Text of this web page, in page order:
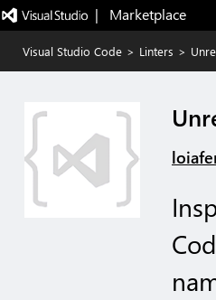
|   Marketplace
Visual Studio Code > Linters >